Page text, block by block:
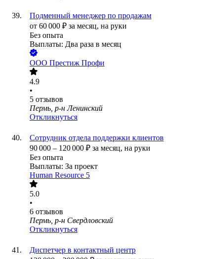
Подменный менеджер по продажам
от 60 000 ₽ за месяц, на руки
Без опыта
Выплаты: Два раза в месяц
ООО Престиж Профи
4.9
•
5 отзывов
Пермь, р-н Ленинский
Откликнуться
Сотрудник отдела поддержки клиентов
90 000 – 120 000 ₽ за месяц, на руки
Без опыта
Выплаты: За проект
Human Resource 5
5.0
•
6 отзывов
Пермь, р-н Свердловский
Откликнуться
Диспетчер в контактный центр